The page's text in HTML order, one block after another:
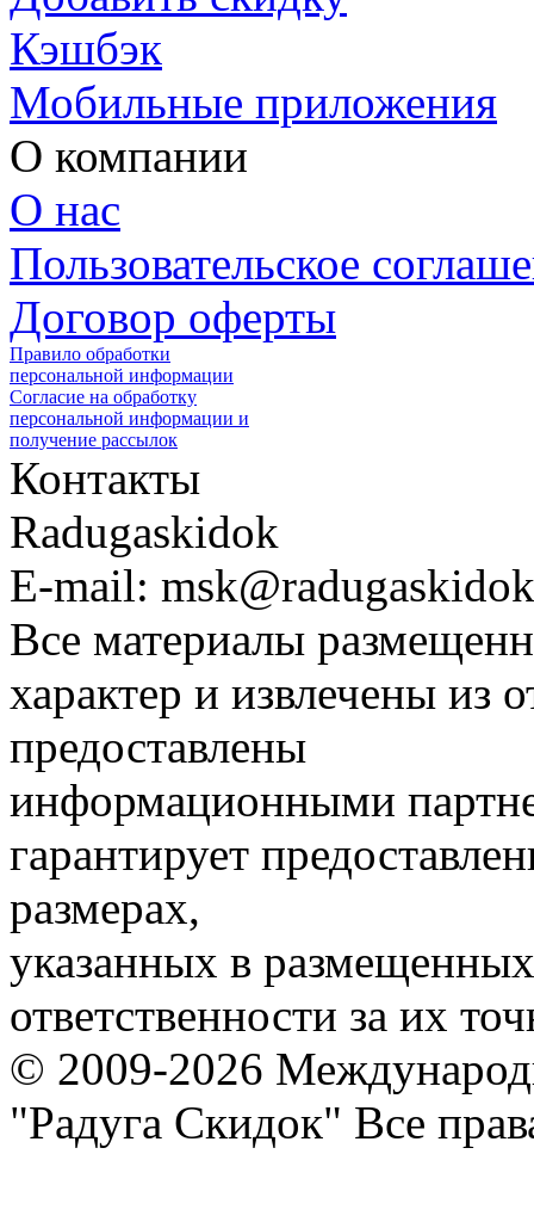
Кэшбэк
Мобильные приложения
О компании
О нас
Пользовательское
Договор оферты
Правило обработки
персональной информации
Согласие на обработку
персональной информации и
получение рассылок
Контакты
Radugaskidok
E-mail:
Все материалы
характер и извлечены из
предоставлены
информационными
гарантирует
размерах,
указанных в
ответственности за их
© 2009-2026
"Радуга Скидок" Все